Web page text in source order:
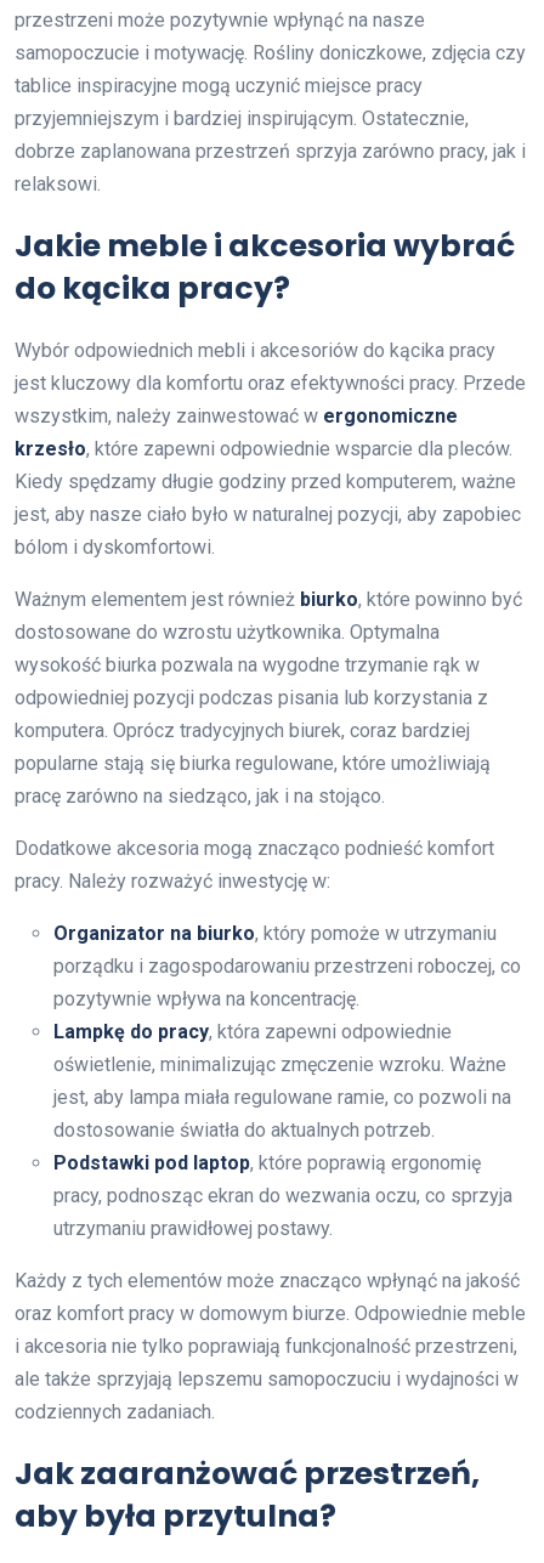
przestrzeni może pozytywnie wpłynąć na nasze
samopoczucie i motywację. Rośliny doniczkowe, zdjęcia czy
tablice inspiracyjne mogą uczynić miejsce pracy
przyjemniejszym i bardziej inspirującym. Ostatecznie,
dobrze zaplanowana przestrzeń sprzyja zarówno pracy, jak i
relaksowi.
Jakie meble i akcesoria wybrać
do kącika pracy?
Wybór odpowiednich mebli i akcesoriów do kącika pracy
jest kluczowy dla komfortu oraz efektywności pracy. Przede
wszystkim, należy zainwestować w ergonomiczne
krzesło, które zapewni odpowiednie wsparcie dla pleców.
Kiedy spędzamy długie godziny przed komputerem, ważne
jest, aby nasze ciało było w naturalnej pozycji, aby zapobiec
bólom i dyskomfortowi.
Ważnym elementem jest również biurko, które powinno być
dostosowane do wzrostu użytkownika. Optymalna
wysokość biurka pozwala na wygodne trzymanie rąk w
odpowiedniej pozycji podczas pisania lub korzystania z
komputera. Oprócz tradycyjnych biurek, coraz bardziej
popularne stają się biurka regulowane, które umożliwiają
pracę zarówno na siedząco, jak i na stojąco.
Dodatkowe akcesoria mogą znacząco podnieść komfort
pracy. Należy rozważyć inwestycję w:
Organizator na biurko, który pomoże w utrzymaniu
porządku i zagospodarowaniu przestrzeni roboczej, co
pozytywnie wpływa na koncentrację.
Lampkę do pracy, która zapewni odpowiednie
oświetlenie, minimalizując zmęczenie wzroku. Ważne
jest, aby lampa miała regulowane ramie, co pozwoli na
dostosowanie światła do aktualnych potrzeb.
Podstawki pod laptop, które poprawią ergonomię
pracy, podnosząc ekran do wezwania oczu, co sprzyja
utrzymaniu prawidłowej postawy.
Każdy z tych elementów może znacząco wpłynąć na jakość
oraz komfort pracy w domowym biurze. Odpowiednie meble
i akcesoria nie tylko poprawiają funkcjonalność przestrzeni,
ale także sprzyjają lepszemu samopoczuciu i wydajności w
codziennych zadaniach.
Jak zaaranżować przestrzeń,
aby była przytulna?